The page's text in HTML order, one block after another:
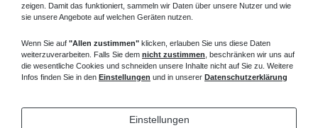
zeigen. Damit das funktioniert, sammeln wir Daten über unsere Nutzer und wie
sie unsere Angebote auf welchen Geräten nutzen.
Wenn Sie auf "Allen zustimmen" klicken, erlauben Sie uns diese Daten
weiterzuverarbeiten. Falls Sie dem nicht zustimmen , beschränken wir uns auf
die wesentliche Cookies und schneiden unsere Inhalte nicht auf Sie zu. Weitere
Infos finden Sie in den Einstellungen und in unserer Datenschutzerklärung
Einstellungen